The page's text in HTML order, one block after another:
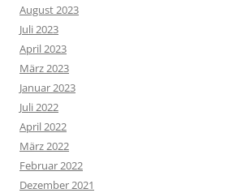
August 2023
Juli 2023
April 2023
März 2023
Januar 2023
Juli 2022
April 2022
März 2022
Februar 2022
Dezember 2021